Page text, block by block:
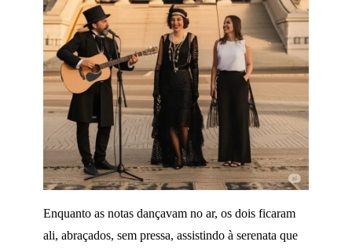
Enquanto as notas dançavam no ar, os dois ficaram
ali, abraçados, sem pressa, assistindo à serenata que